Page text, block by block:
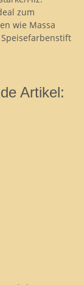
zum
wie Massa
Artikel: